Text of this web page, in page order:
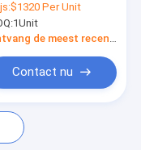
$1320 Per Unit
1Unit
Ontvang de meest recente Prijs
Contact nu